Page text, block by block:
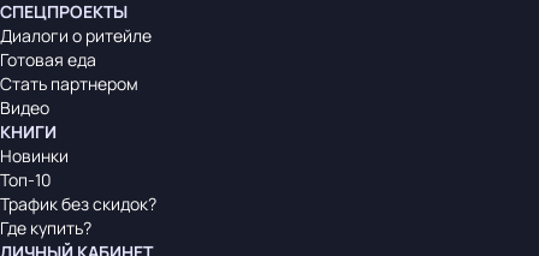
СПЕЦПРОЕКТЫ
Диалоги о ритейле
Готовая еда
Стать партнером
Видео
КНИГИ
Новинки
Топ-10
Трафик без скидок?
Где купить?